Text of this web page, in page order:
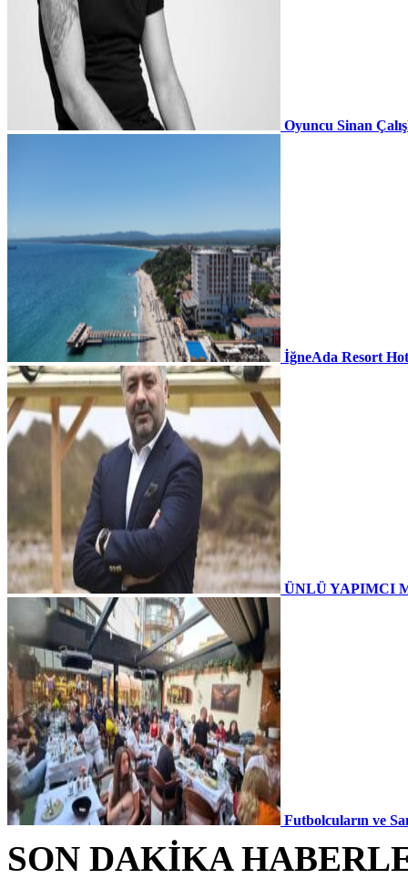
Oyuncu Sinan
İğneAda Resort
ÜNLÜ YAPIMCI
Futbolcuların ve
SON DAKİKA